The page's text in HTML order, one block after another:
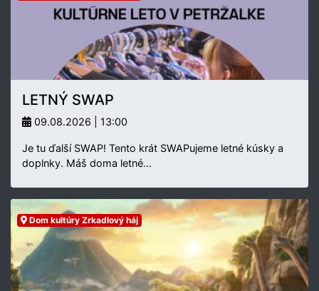
LETNÝ SWAP
09.08.2026 | 13:00
Je tu ďalší SWAP! Tento krát SWAPujeme letné kúsky a
doplnky. Máš doma letné…
Dom kultúry Zrkadlový háj